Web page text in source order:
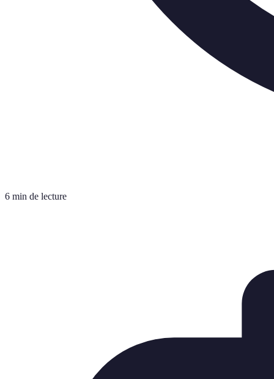
6 min de lecture